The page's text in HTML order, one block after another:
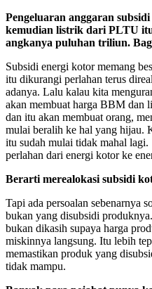
Pengeluaran anggaran
kemudian listrik dari PLTU
angkanya puluhan triliun.
Subsidi energi kotor memang
itu dikurangi perlahan terus
adanya. Lalu kalau kita
akan membuat harga BBM dan
dan itu akan membuat orang,
mulai beralih ke hal yang hijau.
itu sudah mulai tidak mahal
perlahan dari energi kotor ke
Berarti merealokasi subsidi
Tapi ada persoalan sebenarnya
bukan yang disubsidi
bukan dikasih supaya harga
miskinnya langsung. Itu lebih
memastikan produk yang
tidak mampu.